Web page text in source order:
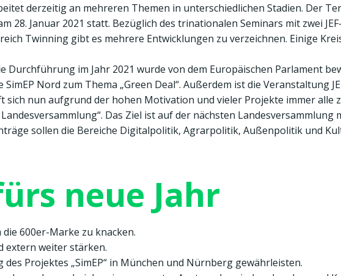
derzeitig an mehreren Themen in unterschiedlichen Stadien. Der
28. Januar 2021 statt. Bezüglich des trinationalen Seminars mit zwei
Twinning gibt es mehrere Entwicklungen zu verzeichnen. Einige
Durchführung im Jahr 2021 wurde von dem Europäischen Parlament
Nord zum Thema „Green Deal“. Außerdem ist die Veranstaltung
sich nun aufgrund der hohen Motivation und vieler Projekte immer alle
Das Ziel ist auf der nächsten
sollen die Bereiche Digitalpolitik, Agrarpolitik, Außenpolitik und
neue Jahr
600er-Marke zu knacken.
extern weiter stärken.
Projektes „SimEP“ in München und Nürnberg gewährleisten.